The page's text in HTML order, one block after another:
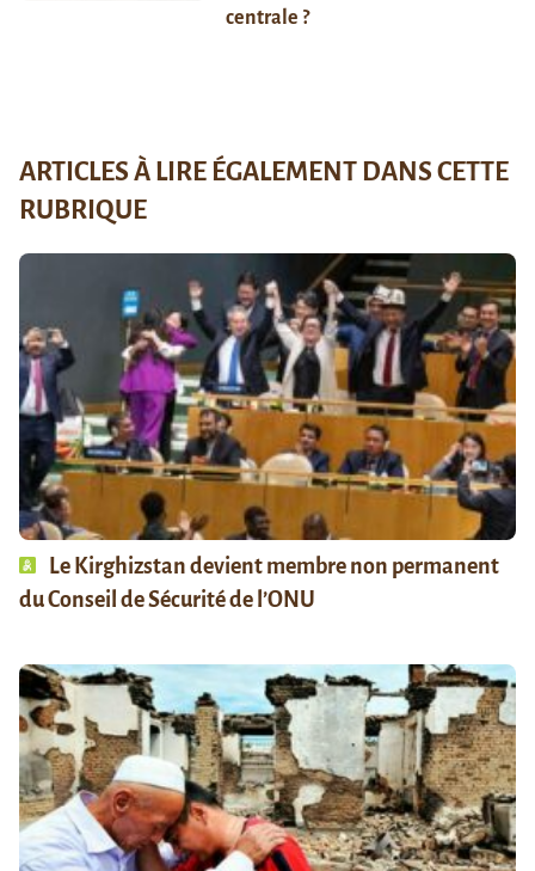
centrale ?
ARTICLES À LIRE ÉGALEMENT DANS CETTE
RUBRIQUE
Le Kirghizstan devient membre non permanent
du Conseil de Sécurité de l’ONU